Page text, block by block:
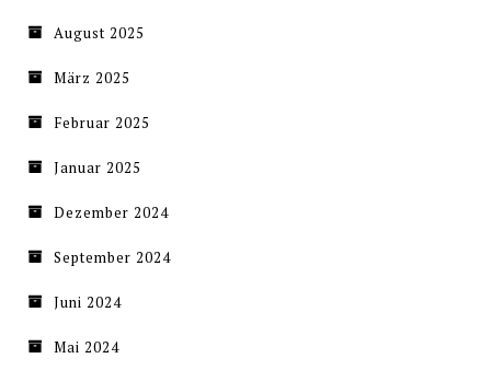
August 2025
März 2025
Februar 2025
Januar 2025
Dezember 2024
September 2024
Juni 2024
Mai 2024